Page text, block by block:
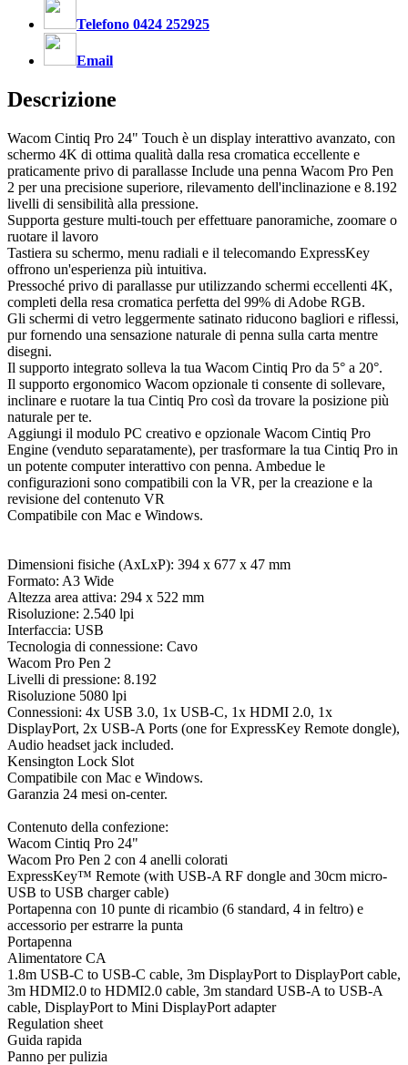
Telefono 0424 252925
Email
Descrizione
Wacom Cintiq Pro 24" Touch è un display interattivo avanzato, con
schermo 4K di ottima qualità dalla resa cromatica eccellente e
praticamente privo di parallasse Include una penna Wacom Pro Pen
2 per una precisione superiore, rilevamento dell'inclinazione e 8.192
livelli di sensibilità alla pressione.
Supporta gesture multi-touch per effettuare panoramiche, zoomare o
ruotare il lavoro
Tastiera su schermo, menu radiali e il telecomando ExpressKey
offrono un'esperienza più intuitiva.
Pressoché privo di parallasse pur utilizzando schermi eccellenti 4K,
completi della resa cromatica perfetta del 99% di Adobe RGB.
Gli schermi di vetro leggermente satinato riducono bagliori e riflessi,
pur fornendo una sensazione naturale di penna sulla carta mentre
disegni.
Il supporto integrato solleva la tua Wacom Cintiq Pro da 5° a 20°.
Il supporto ergonomico Wacom opzionale ti consente di sollevare,
inclinare e ruotare la tua Cintiq Pro così da trovare la posizione più
naturale per te.
Aggiungi il modulo PC creativo e opzionale Wacom Cintiq Pro
Engine (venduto separatamente), per trasformare la tua Cintiq Pro in
un potente computer interattivo con penna. Ambedue le
configurazioni sono compatibili con la VR, per la creazione e la
revisione del contenuto VR
Compatibile con Mac e Windows.
Dimensioni fisiche (AxLxP): 394 x 677 x 47 mm
Formato: A3 Wide
Altezza area attiva: 294 x 522 mm
Risoluzione: 2.540 lpi
Interfaccia: USB
Tecnologia di connessione: Cavo
Wacom Pro Pen 2
Livelli di pressione: 8.192
Risoluzione 5080 lpi
Connessioni: 4x USB 3.0, 1x USB-C, 1x HDMI 2.0, 1x
DisplayPort, 2x USB-A Ports (one for ExpressKey Remote dongle),
Audio headset jack included.
Kensington Lock Slot
Compatibile con Mac e Windows.
Garanzia 24 mesi on-center.
Contenuto della confezione:
Wacom Cintiq Pro 24"
Wacom Pro Pen 2 con 4 anelli colorati
ExpressKey™ Remote (with USB-A RF dongle and 30cm micro-
USB to USB charger cable)
Portapenna con 10 punte di ricambio (6 standard, 4 in feltro) e
accessorio per estrarre la punta
Portapenna
Alimentatore CA
1.8m USB-C to USB-C cable, 3m DisplayPort to DisplayPort cable,
3m HDMI2.0 to HDMI2.0 cable, 3m standard USB-A to USB-A
cable, DisplayPort to Mini DisplayPort adapter
Regulation sheet
Guida rapida
Panno per pulizia